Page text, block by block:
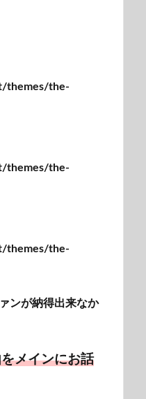
themes/the-
themes/the-
themes/the-
ンが納得出来なか
メインにお話